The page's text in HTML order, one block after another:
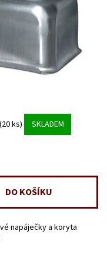
(20 ks) SKLADEM
napáječky a koryta